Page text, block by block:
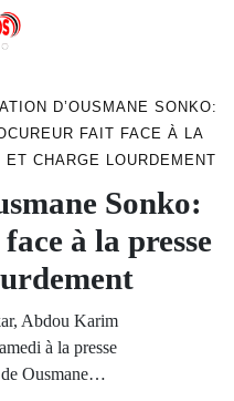
D’OUSMANE SONKO:
FAIT FACE À LA
ET CHARGE LOURDEMENT
Sonko:
à la presse
Abdou Karim
à la presse
de Ousmane…